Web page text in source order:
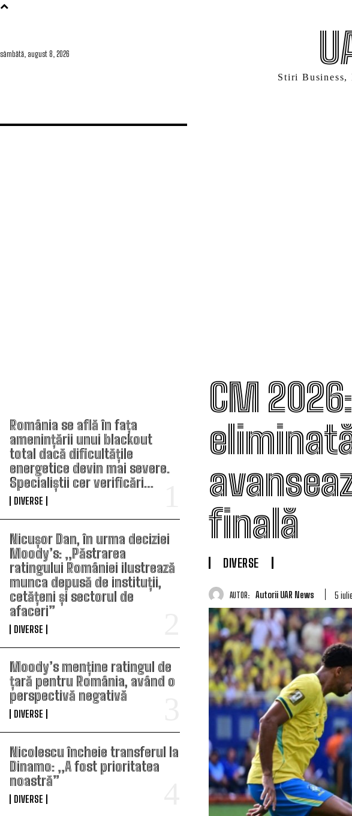
sâmbătă, august 8, 2026
Stiri
România se află în fața
amenințării unui blackout
total dacă dificultățile
energetice devin mai severe.
Specialiștii cer verificări…
DIVERSE
Nicușor Dan, în urma deciziei
Moody’s: „Păstrarea
ratingului României ilustrează
munca depusă de instituții,
cetățeni și sectorul de
afaceri”
DIVERSE
Moody’s menține ratingul de
țară pentru România, având o
perspectivă negativă
DIVERSE
Nicolescu încheie transferul la
Dinamo: „A fost prioritatea
noastră”
DIVERSE
CM
finală
DIVERSE
AUTOR: Autorii UAR News 5